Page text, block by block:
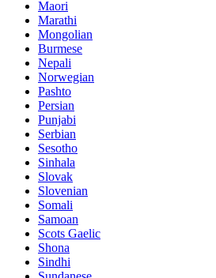
Maori
Marathi
Mongolian
Burmese
Nepali
Norwegian
Pashto
Persian
Punjabi
Serbian
Sesotho
Sinhala
Slovak
Slovenian
Somali
Samoan
Scots Gaelic
Shona
Sindhi